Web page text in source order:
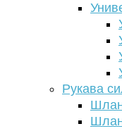
Рукава